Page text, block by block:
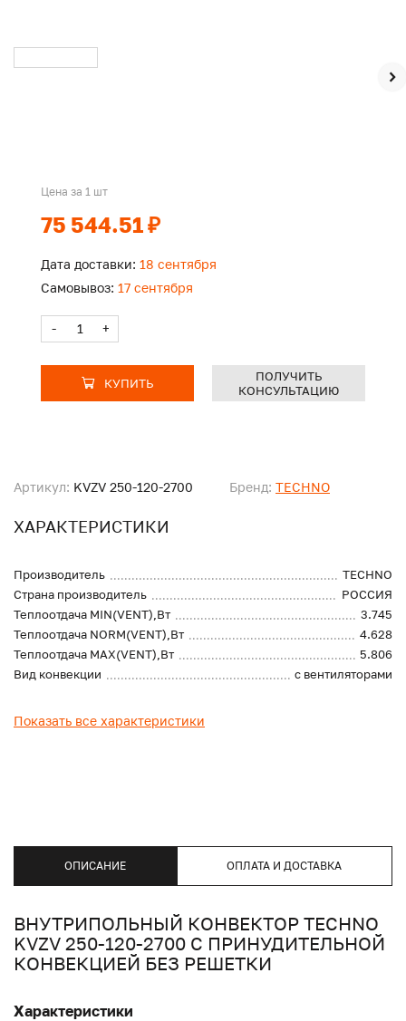
Артикул: KVZV 250-120-2700 Бренд: TECHNO
ХАРАКТЕРИСТИКИ
Производитель
TECHNO
Страна производитель
РОССИЯ
Теплоотдача MIN(VENT),Вт
3.745
Теплоотдача NORM(VENT),Вт
4.628
Теплоотдача MAX(VENT),Вт
5.806
Вид конвекции
с вентиляторами
Показать все характеристики
Цена за 1 шт
75 544.51 ₽
Дата доставки: 18 сентября
Самовывоз: 17 сентября
- +
КУПИТЬ
ПОЛУЧИТЬ
КОНСУЛЬТАЦИЮ
ОПИСАНИЕ ОПЛАТА И ДОСТАВКА
ВНУТРИПОЛЬНЫЙ КОНВЕКТОР TECHNO
KVZV 250-120-2700 С ПРИНУДИТЕЛЬНОЙ
КОНВЕКЦИЕЙ БЕЗ РЕШЕТКИ
Характеристики